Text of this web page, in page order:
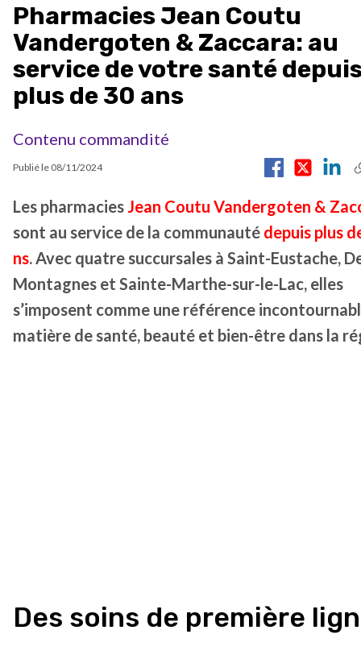
Pharmacies Jean Coutu
Vandergoten & Zaccara: au
service de votre santé
plus de 30 ans
Contenu commandité
Publié le 08/11/2024
Les pharmacies Jean Coutu Vandergoten &
sont au service de la communauté depuis plus
ns. Avec quatre succursales à Saint-Eustache,
Montagnes et Sainte-Marthe-sur-le-Lac, elles
s’imposent comme une référence
matière de santé, beauté et bien-être dans la
Des soins de première